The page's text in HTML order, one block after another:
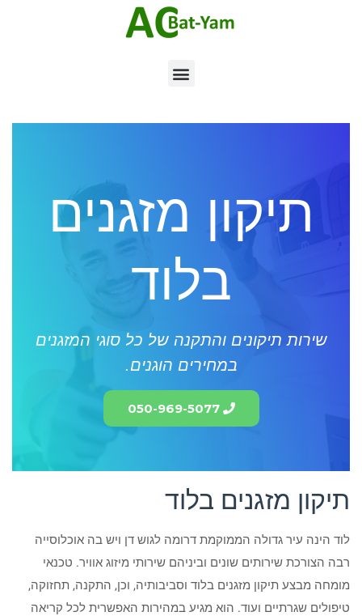
תיקון מזגנים
בלוד
שירות תיקונים והתקנה של כל סוגי המזגנים
במחירים הוגנים.
050-969-5077
תיקון מזגנים בלוד
לוד הינה עיר גדולה הממוקמת דרומה לגוש דן ויש בה אוכלוסייה
רבה הצורכת שירותים שונים וביניהם שירותי מיזוג אוויר. טכנאי
מומחה מבצע תיקון מזגנים בלוד וסביבותיה, וכן, התקנה, תחזוקה,
טיפולים שגרתיים ועוד. הוא מגיע במהירות האפשרית לכל קריאה